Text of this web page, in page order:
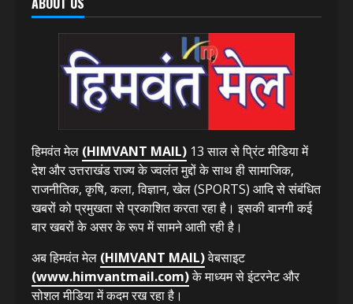
हिमवंत मेल (HIMVANT MAIL) 13 साल से प्रिंट मीडिया में
देश और उत्तराखंड राज्य के ज्वलंत मुद्दों के साथ ही सामाजिक,
राजनीतिक, कृषि, कला, विज्ञान, खेल (SPORTS) आदि से संबंधित
खबरों को प्रमुखता से प्रकाशित करता रहा है। इसकी बानगी कई
बार खबरों के असर के रूप में सामने आती रही है।
अब हिमवंत मेल (HIMVANT MAIL)वेबसाइट
(www.himvantmail.com)के माध्यम से इंटरनेट और
सोशल मीडिया में कदम रख रहा है।